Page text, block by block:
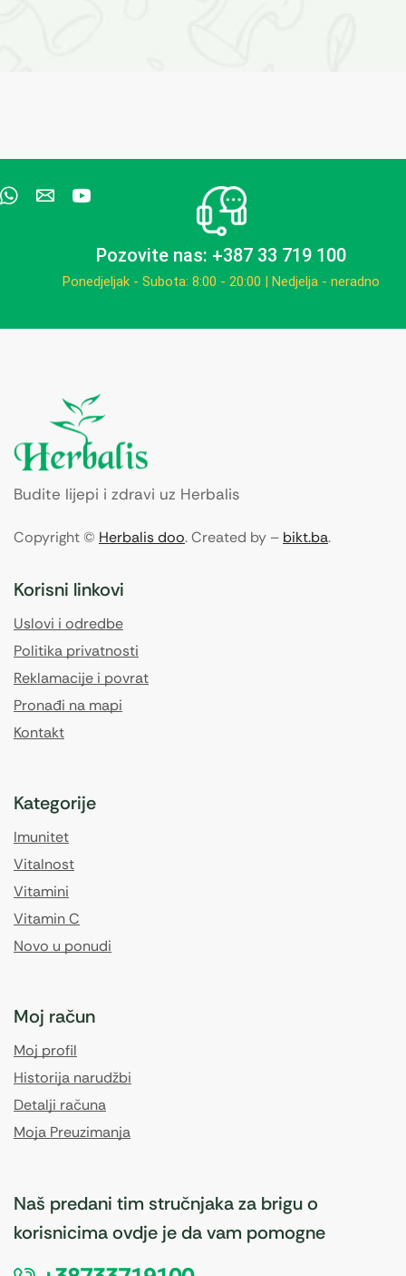
Pozovite nas: +387 33 719 100
Ponedjeljak - Subota: 8:00 - 20:00 | Nedjelja - neradno
Budite lijepi i zdravi uz Herbalis
Copyright © Herbalis doo. Created by – bikt.ba.
Korisni linkovi
Uslovi i odredbe
Politika privatnosti
Reklamacije i povrat
Pronađi na mapi
Kontakt
Kategorije
Imunitet
Vitalnost
Vitamini
Vitamin C
Novo u ponudi
Moj račun
Moj profil
Historija narudžbi
Detalji računa
Moja Preuzimanja
Naš predani tim stručnjaka za brigu o
korisnicima ovdje je da vam pomogne